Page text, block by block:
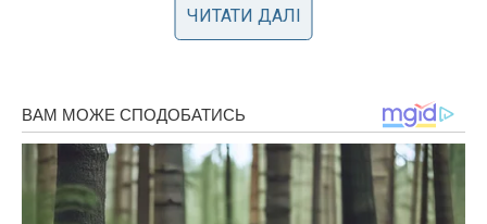
ЧИТАТИ ДАЛІ